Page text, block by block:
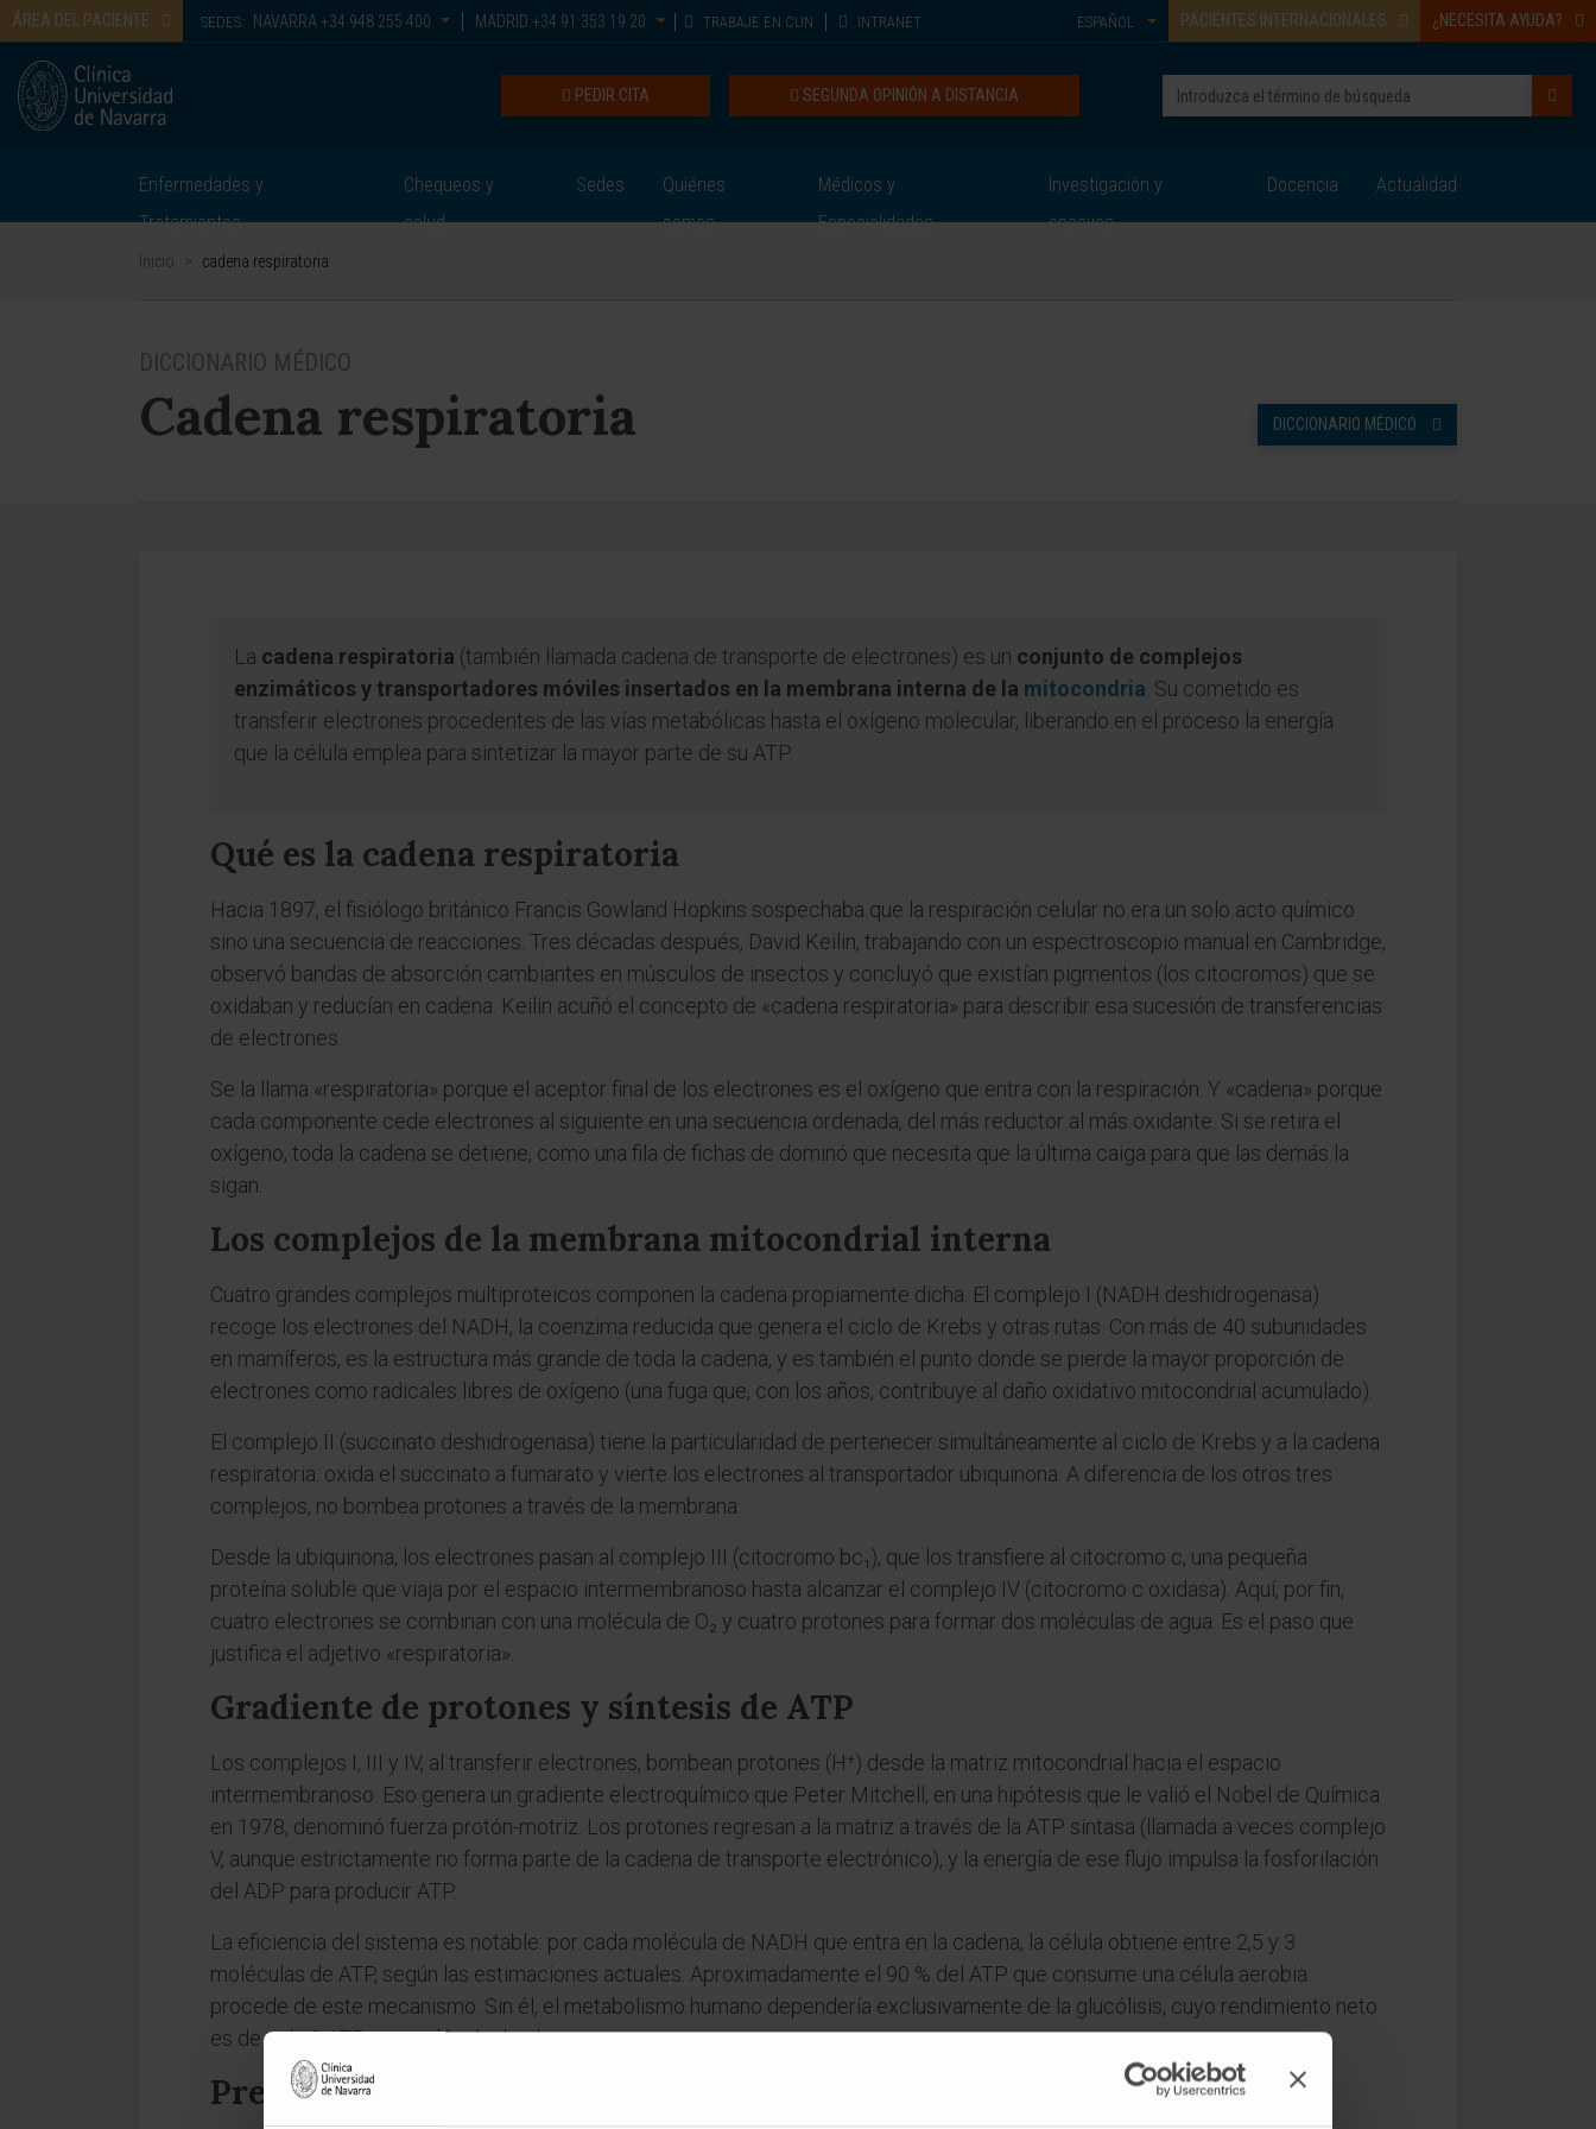
ÁREA DEL PACIENTE SEDES: NAVARRA +34 948 255 400 MADRID +34 91 353 19 20 TRABAJE EN CUN INTRANET PACIENTES INTERNACIONALES ¿NECESITA AYUDA?
ESPAÑOL
SEGUNDA OPINIÓN A DISTANCIA
PEDIR CITA
Enfermedades y
Tratamientos
Chequeos y
salud
Sedes
Quiénes
somos
Médicos y
Especialidades
Investigación y
ensayos
Docencia Actualidad
Inicio > cadena respiratoria
DICCIONARIO MÉDICO
Cadena respiratoria DICCIONARIO MÉDICO
La cadena respiratoria (también llamada cadena de transporte de electrones) es un conjunto de complejos
enzimáticos y transportadores móviles insertados en la membrana interna de la mitocondria . Su cometido es
transferir electrones procedentes de las vías metabólicas hasta el oxígeno molecular, liberando en el proceso la energía
que la célula emplea para sintetizar la mayor parte de su ATP.
Qué es la cadena respiratoria
Hacia 1897, el fisiólogo británico Francis Gowland Hopkins sospechaba que la respiración celular no era un solo acto químico
sino una secuencia de reacciones. Tres décadas después, David Keilin, trabajando con un espectroscopio manual en Cambridge,
observó bandas de absorción cambiantes en músculos de insectos y concluyó que existían pigmentos (los citocromos) que se
oxidaban y reducían en cadena. Keilin acuñó el concepto de «cadena respiratoria» para describir esa sucesión de transferencias
de electrones.
Se la llama «respiratoria» porque el aceptor final de los electrones es el oxígeno que entra con la respiración. Y «cadena» porque
cada componente cede electrones al siguiente en una secuencia ordenada, del más reductor al más oxidante. Si se retira el
oxígeno, toda la cadena se detiene, como una fila de fichas de dominó que necesita que la última caiga para que las demás la
sigan.
Los complejos de la membrana mitocondrial interna
Cuatro grandes complejos multiproteicos componen la cadena propiamente dicha. El complejo I (NADH deshidrogenasa)
recoge los electrones del NADH, la coenzima reducida que genera el ciclo de Krebs y otras rutas. Con más de 40 subunidades
en mamíferos, es la estructura más grande de toda la cadena, y es también el punto donde se pierde la mayor proporción de
electrones como radicales libres de oxígeno (una fuga que, con los años, contribuye al daño oxidativo mitocondrial acumulado).
El complejo II (succinato deshidrogenasa) tiene la particularidad de pertenecer simultáneamente al ciclo de Krebs y a la cadena
respiratoria: oxida el succinato a fumarato y vierte los electrones al transportador ubiquinona. A diferencia de los otros tres
complejos, no bombea protones a través de la membrana.
Desde la ubiquinona, los electrones pasan al complejo III (citocromo bc₁), que los transfiere al citocromo c, una pequeña
proteína soluble que viaja por el espacio intermembranoso hasta alcanzar el complejo IV (citocromo c oxidasa). Aquí, por fin,
cuatro electrones se combinan con una molécula de O₂ y cuatro protones para formar dos moléculas de agua. Es el paso que
justifica el adjetivo «respiratoria».
Gradiente de protones y síntesis de ATP
Los complejos I, III y IV, al transferir electrones, bombean protones (H⁺) desde la matriz mitocondrial hacia el espacio
intermembranoso. Eso genera un gradiente electroquímico que Peter Mitchell, en una hipótesis que le valió el Nobel de Química
en 1978, denominó fuerza protón-motriz. Los protones regresan a la matriz a través de la ATP sintasa (llamada a veces complejo
V, aunque estrictamente no forma parte de la cadena de transporte electrónico), y la energía de ese flujo impulsa la fosforilación
del ADP para producir ATP.
La eficiencia del sistema es notable: por cada molécula de NADH que entra en la cadena, la célula obtiene entre 2,5 y 3
moléculas de ATP, según las estimaciones actuales. Aproximadamente el 90 % del ATP que consume una célula aerobia
procede de este mecanismo. Sin él, el metabolismo humano dependería exclusivamente de la glucólisis, cuyo rendimiento neto
es de solo 2 ATP por molécula de glucosa.
Preguntas frecuentes